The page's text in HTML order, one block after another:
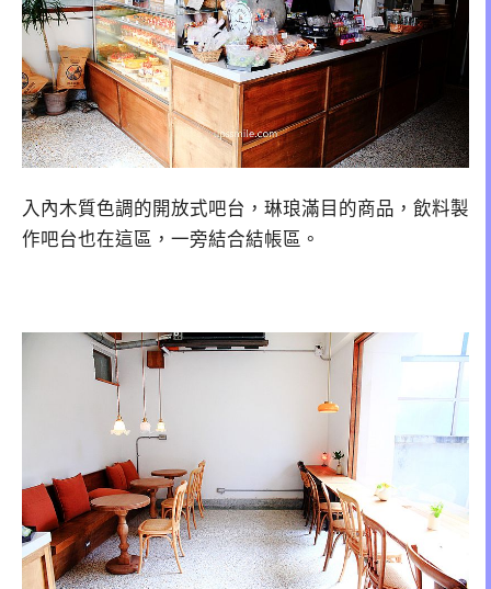
入內木質色調的開放式吧台，琳琅滿目的商品，飲料製
作吧台也在這區，一旁結合結帳區。